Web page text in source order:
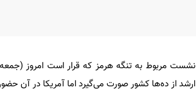
نشست مربوط به تنگه هرمز که قرار است امروز
ارشد از ده‌ها کشور صورت می‌گیرد اما آمریکا در آن